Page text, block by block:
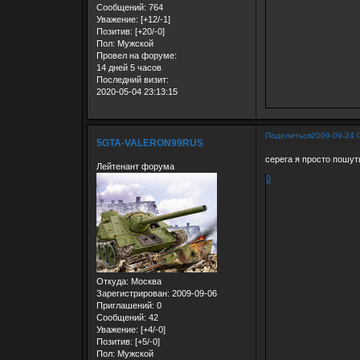
Сообщений: 764
Уважение: [+12/-1]
Позитив: [+20/-0]
Пол: Мужской
Провел на форуме:
14 дней 5 часов
Последний визит:
2020-05-04 23:13:15
Поделиться2009-09-24
5GTA-VALERON99RUS
Лейтенант форума
Откуда: Москва
Зарегистрирован: 2009-09-06
Приглашений: 0
Сообщений: 42
Уважение: [+4/-0]
Позитив: [+5/-0]
Пол: Мужской
серега я просто
0